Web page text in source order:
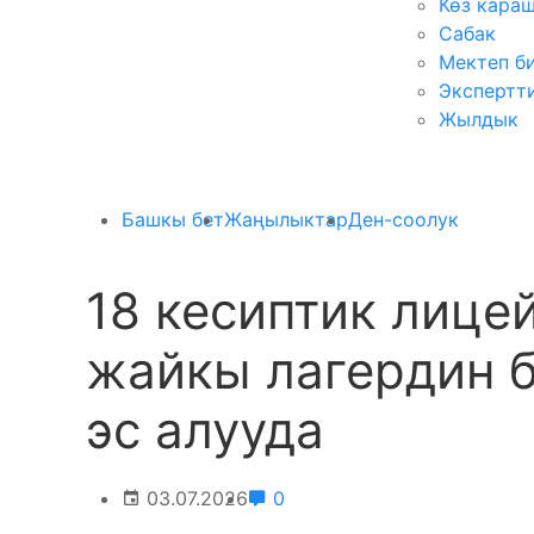
Көз
Сабак
Мектеп
Жылдык
Башкы бетЖаңылыктарДен-соолук
18 кесиптик
жайкы лагердин
эс алууда
03.07.2026 0